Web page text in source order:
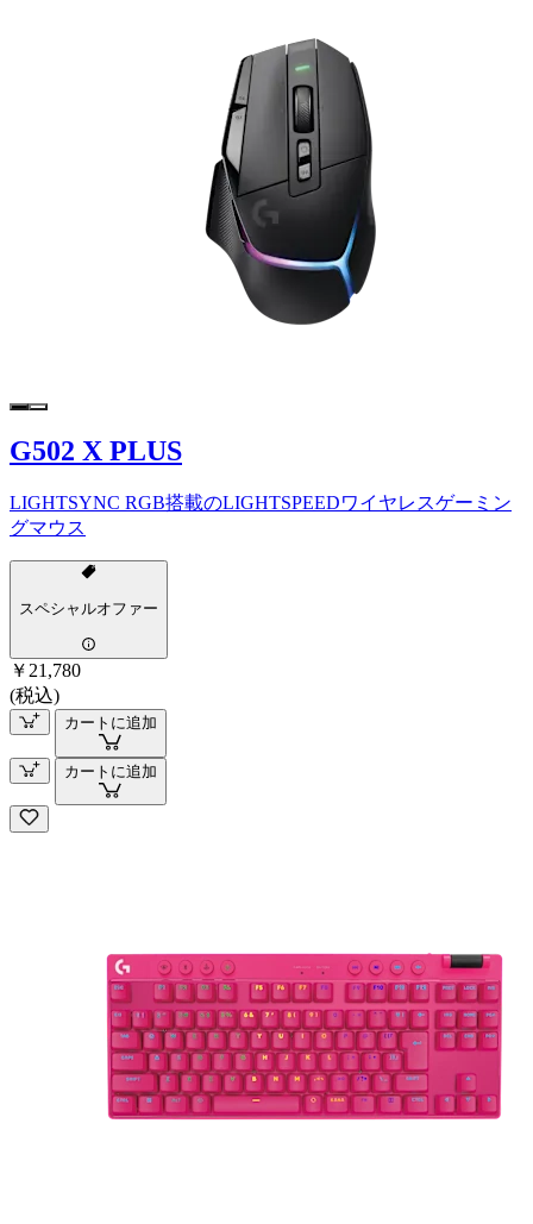
G502 X PLUS
LIGHTSYNC RGB搭載のLIGHTSPEEDワイヤレスゲーミン
グマウス
スペシャルオファー
￥21,780
(税込)
カートに追加
カートに追加